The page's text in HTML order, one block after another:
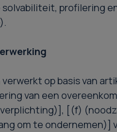
profilering
op basis van
van een
[(f)
om te ondernemen)]